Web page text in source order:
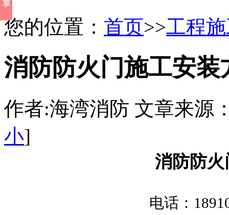
您的位置： 首页>>工程
消防防火门施工安装
作者:海湾消防 文章来源
小]
消防防
电话：